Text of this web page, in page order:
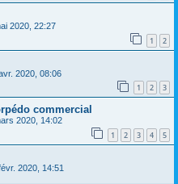
2020, 22:27
1 2
2020, 08:06
1 2 3
commercial
2020, 14:02
1 2 3 4 5
2020, 14:51